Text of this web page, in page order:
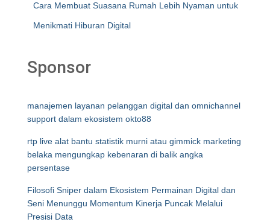
Cara Membuat Suasana Rumah Lebih Nyaman untuk
Menikmati Hiburan Digital
Sponsor
manajemen layanan pelanggan digital dan omnichannel
support dalam ekosistem okto88
rtp live alat bantu statistik murni atau gimmick marketing
belaka mengungkap kebenaran di balik angka
persentase
Filosofi Sniper dalam Ekosistem Permainan Digital dan
Seni Menunggu Momentum Kinerja Puncak Melalui
Presisi Data